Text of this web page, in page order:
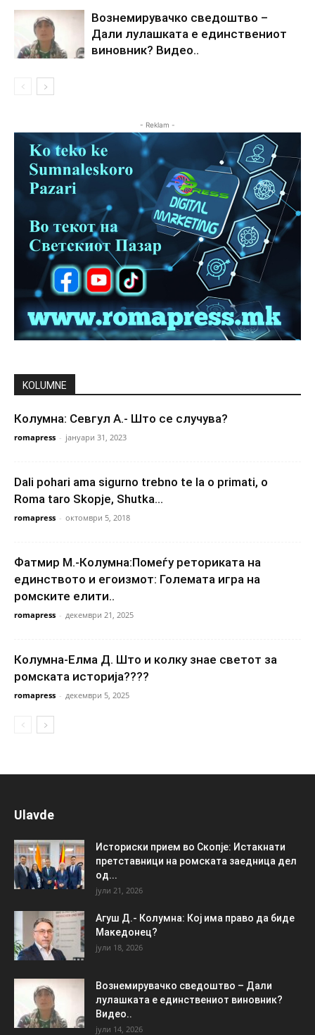
Вознемирувачко сведоштво –
Дали лулашката е единствениот
виновник? Видео..
- Reklam -
KOLUMNE
Колумна: Севгул А.- Што се случува?
romapress - јануари 31, 2023
Dali pohari ama sigurno trebno te la o primati, o
Roma taro Skopje, Shutka...
romapress - октомври 5, 2018
Фатмир М.-Колумна:Помеѓу реториката на
единството и егоизмот: Големата игра на
ромските елити..
romapress - декември 21, 2025
Колумна-Елма Д. Што и колку знае светот за
ромската историја????
romapress - декември 5, 2025
Ulavde
Историски прием во Скопје: Истакнати
претставници на ромската заедница дел
од...
јули 21, 2026
Агуш Д.- Колумна: Кој има право да биде
Македонец?
јули 18, 2026
Вознемирувачко сведоштво – Дали
лулашката е единствениот виновник?
Видео..
јули 14, 2026